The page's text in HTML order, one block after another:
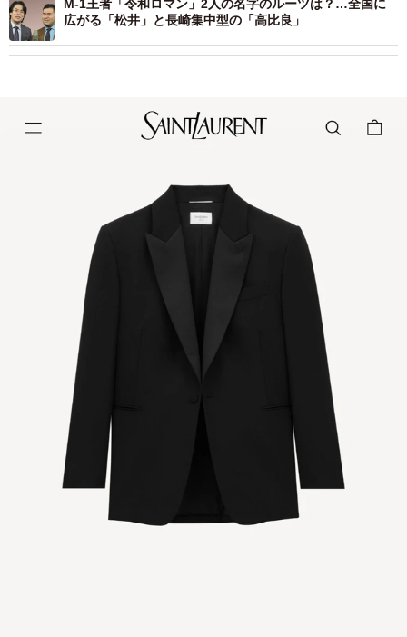
M-1王者「令和ロマン」2人の名字のルーツは？…全国に
広がる「松井」と長崎集中型の「高比良」